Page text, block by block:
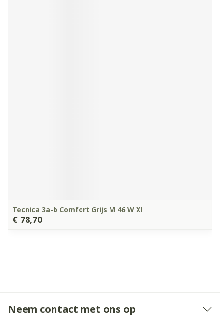
Tecnica 3a-b Comfort Grijs M 46 W Xl
€ 78,70
Neem contact met ons op